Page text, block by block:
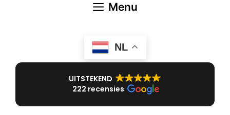
Menu
NL
UITSTEKEND
222 recensies